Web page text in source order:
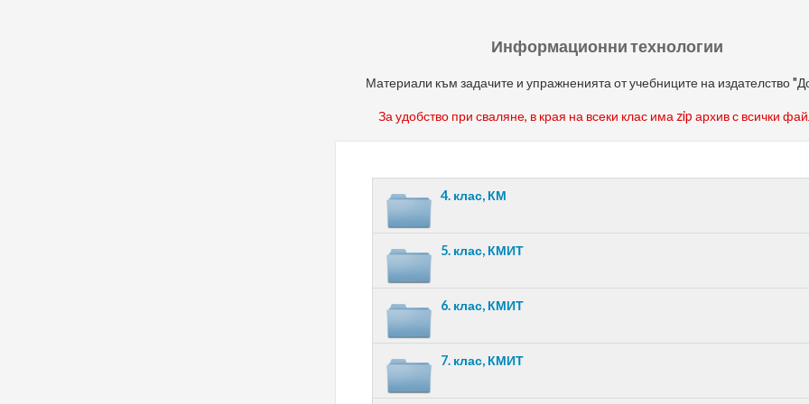
Информационни технологии
Материали към задачите и упражненията от учебниците на издателство
За удобство при сваляне, в края на всеки клас има zip архив с всички
4. клас, КМ
5. клас, КМИТ
6. клас, КМИТ
7. клас, КМИТ